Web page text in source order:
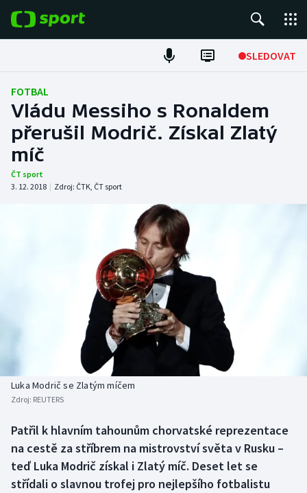
SLEDOVAT
Fotbal
Hokej
Tenis
Atletika
Americký fotbal
Baseball a softbal
Biatlon
Box
Curling
Historické návraty
Aplikace ČT sport
FOTBAL
Vládu Messiho s Ronaldem
přerušil Modrič. Získal Zlatý
míč
ČT sport
3. 12. 2018 | Zdroj: ČTK, ČT sport
Luka Modrič se Zlatým míčem
Zdroj: REUTERS
Patřil k hlavním tahounům chorvatské reprezentace
na cestě za stříbrem na mistrovství světa v Rusku –
teď Luka Modrič získal i Zlatý míč. Deset let se
střídali o slavnou trofej pro nejlepšího fotbalistu